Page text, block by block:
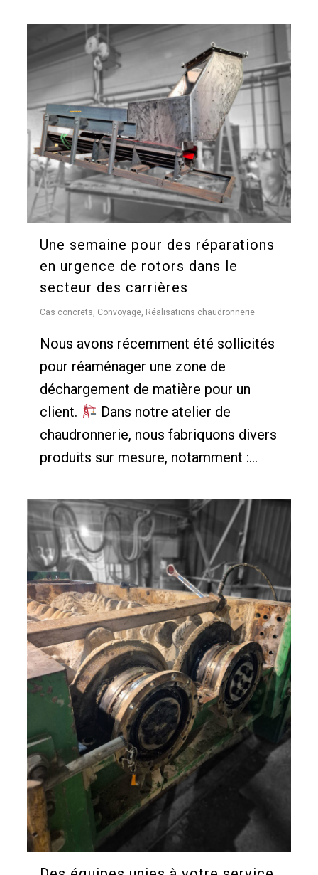
Une semaine pour des réparations
en urgence de rotors dans le
secteur des carrières
Cas concrets, Convoyage, Réalisations chaudronnerie
Nous avons récemment été sollicités
pour réaménager une zone de
déchargement de matière pour un
client.
Dans notre atelier de
chaudronnerie, nous fabriquons divers
produits sur mesure, notamment :...